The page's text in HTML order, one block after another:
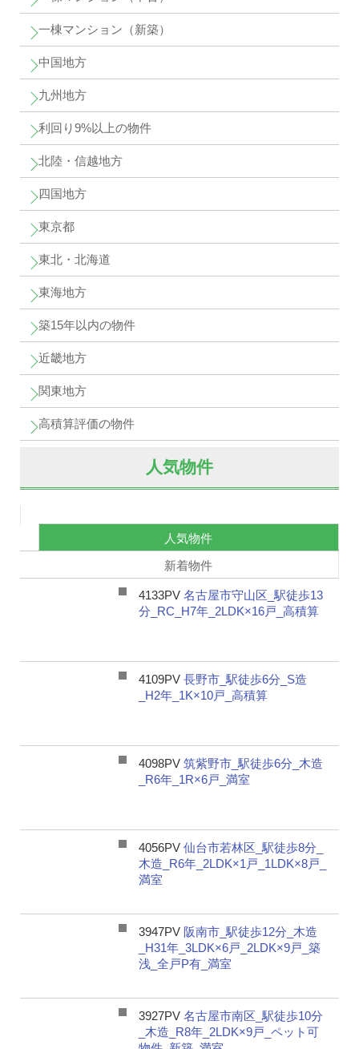
一棟マンション（新築）
中国地方
九州地方
利回り9%以上の物件
北陸・信越地方
四国地方
東京都
東北・北海道
東海地方
築15年以内の物件
近畿地方
関東地方
高積算評価の物件
人気物件
人気物件
新着物件
4133PV 名古屋市守山区_駅徒歩13
分_RC_H7年_2LDK×16戸_高積算
4109PV 長野市_駅徒歩6分_S造
_H2年_1K×10戸_高積算
4098PV 筑紫野市_駅徒歩6分_木造
_R6年_1R×6戸_満室
4056PV 仙台市若林区_駅徒歩8分_
木造_R6年_2LDK×1戸_1LDK×8戸_
満室
3947PV 阪南市_駅徒歩12分_木造
_H31年_3LDK×6戸_2LDK×9戸_築
浅_全戸P有_満室
3927PV 名古屋市南区_駅徒歩10分
_木造_R8年_2LDK×9戸_ペット可